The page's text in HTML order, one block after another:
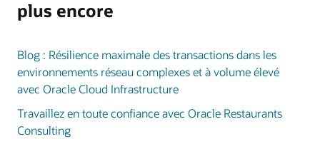
plus encore
Blog : Résilience maximale des transactions dans les
environnements réseau complexes et à volume élevé
avec Oracle Cloud Infrastructure
Travaillez en toute confiance avec Oracle Restaurants
Consulting